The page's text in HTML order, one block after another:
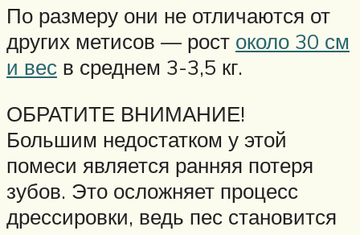
По размеру они не отличаются от
других метисов — рост около 30 см
и вес в среднем 3-3,5 кг.
ОБРАТИТЕ ВНИМАНИЕ!
Большим недостатком у этой
помеси является ранняя потеря
зубов. Это осложняет процесс
дрессировки, ведь пес становится